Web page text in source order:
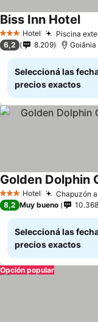
3 Estrellas
Hotel Piscina
Biss Inn HotelVer
6,2 8.209 Goiânia
Seleccioná las
precios exactos
3 Estrellas
Hotel Chapuzón
Ver precios
8,2 Muy bueno 10.368
Seleccioná las
precios exactos
Opción popular